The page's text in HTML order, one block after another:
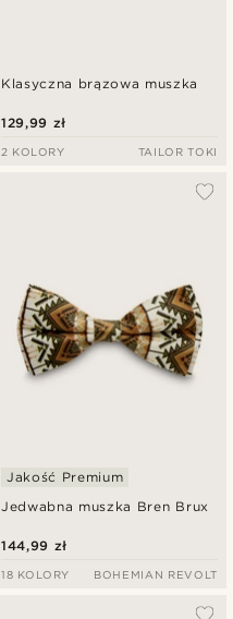
Klasyczna brązowa muszka
129,99 zł
2 KOLORY TAILOR TOKI
Jedwabna muszka Bren Brux
Jakość Premium
144,99 zł
18 KOLORY BOHEMIAN REVOLT